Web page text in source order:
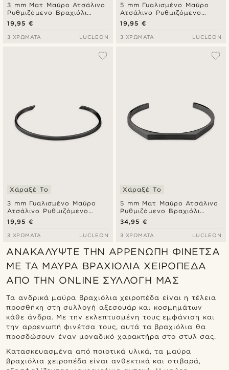
3 mm Ματ Μαύρο Ατσάλινο
Ρυθμιζόμενο Βραχιόλι
Χειροπέδα
19,95 €
3 ΧΡΏΜΑΤΑ LUCLEON
5 mm Γυαλισμένο Μαύρο
Ατσάλινο Ρυθμιζόμενο
Βραχιόλι Χειροπέδα
19,95 €
3 ΧΡΏΜΑΤΑ LUCLEON
3 mm Γυαλισμένο Μαύρο
Ατσάλινο Ρυθμιζόμενο
Βραχιόλι Χειροπέδα
Χάραξέ Το
19,95 €
3 ΧΡΏΜΑΤΑ LUCLEON
5 mm Ματ Μαύρο Ατσάλινο
Ρυθμιζόμενο Βραχιόλι
Χειροπέδα Angular
Χάραξέ Το
34,95 €
3 ΧΡΏΜΑΤΑ LUCLEON
ΑΝΑΚΑΛΎΨΤΕ ΤΗΝ ΑΡΡΕΝΩΠΉ ΦΙΝΈΤΣΑ
ΜΕ ΤΑ ΜΑΎΡΑ ΒΡΑΧΙΌΛΙΑ ΧΕΙΡΟΠΈΔΑ
ΑΠΌ ΤΗΝ ONLINE ΣΥΛΛΟΓΉ ΜΑΣ
Τα ανδρικά μαύρα βραχιόλια χειροπέδα είναι η τέλεια
προσθήκη στη συλλογή αξεσουάρ και κοσμημάτων
κάθε άνδρα. Με την εκλεπτυσμένη τους εμφάνιση και
την αρρενωπή φινέτσα τους, αυτά τα βραχιόλια θα
προσδώσουν έναν μοναδικό χαρακτήρα στο στυλ σας.
Κατασκευασμένα από ποιοτικά υλικά, τα μαύρα
βραχιόλια χειροπέδα είναι ανθεκτικά και στιβαρά,